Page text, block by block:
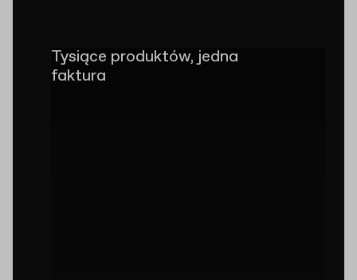
Tysiące produktów, jedna
faktura